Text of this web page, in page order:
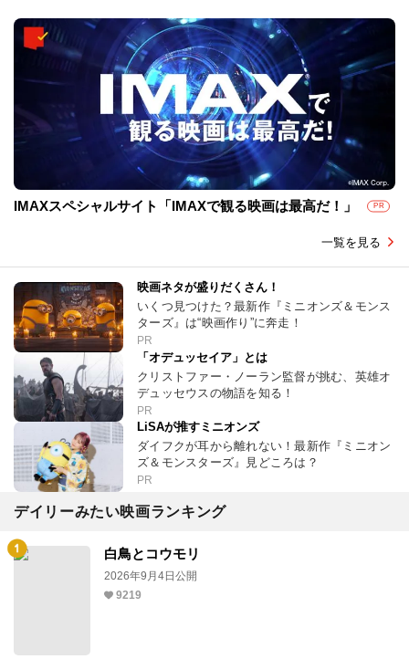
IMAXスペシャルサイト「IMAXで観る映画は最高だ！」 PR
一覧を見る
映画ネタが盛りだくさん！
いくつ見つけた？最新作『ミニオンズ＆モンス
ターズ』は“映画作り”に奔走！
PR
「オデュッセイア」とは
クリストファー・ノーラン監督が挑む、英雄オ
デュッセウスの物語を知る！
PR
LiSAが推すミニオンズ
ダイフクが耳から離れない！最新作『ミニオン
ズ＆モンスターズ』見どころは？
PR
デイリーみたい映画ランキング
白鳥とコウモリ
2026年9月4日公開
9219